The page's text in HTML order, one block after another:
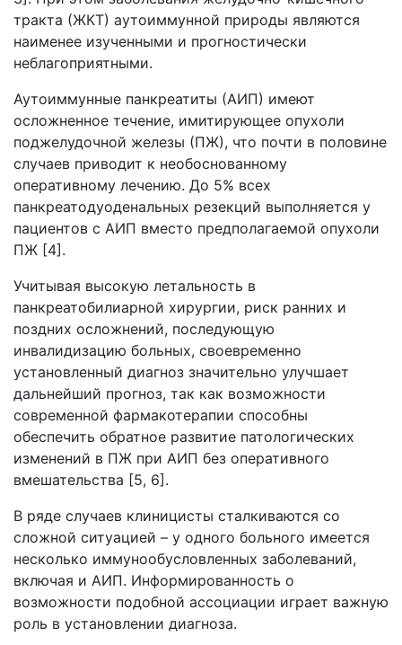
тракта (ЖКТ) аутоиммунной природы являются
наименее изученными и прогностически
неблагоприятными.
Аутоиммунные панкреатиты (АИП) имеют
осложненное течение, имитирующее опухоли
поджелудочной железы (ПЖ), что почти в половине
случаев приводит к необоснованному
оперативному лечению. До 5% всех
панкреатодуоденальных резекций выполняется у
пациентов с АИП вместо предполагаемой опухоли
ПЖ [4].
Учитывая высокую летальность в
панкреатобилиарной хирургии, риск ранних и
поздних осложнений, последующую
инвалидизацию больных, своевременно
установленный диагноз значительно улучшает
дальнейший прогноз, так как возможности
современной фармакотерапии способны
обеспечить обратное развитие патологических
изменений в ПЖ при АИП без оперативного
вмешательства [5, 6].
В ряде случаев клиницисты сталкиваются со
сложной ситуацией – у одного больного имеется
несколько иммунообусловленных заболеваний,
включая и АИП. Информированность о
возможности подобной ассоциации играет важную
роль в установлении диагноза.